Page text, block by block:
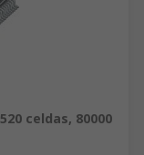
celdas, 80000